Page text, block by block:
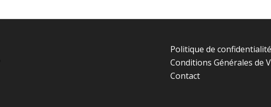
Politique de confidentialité
Conditions Générales de
Contact